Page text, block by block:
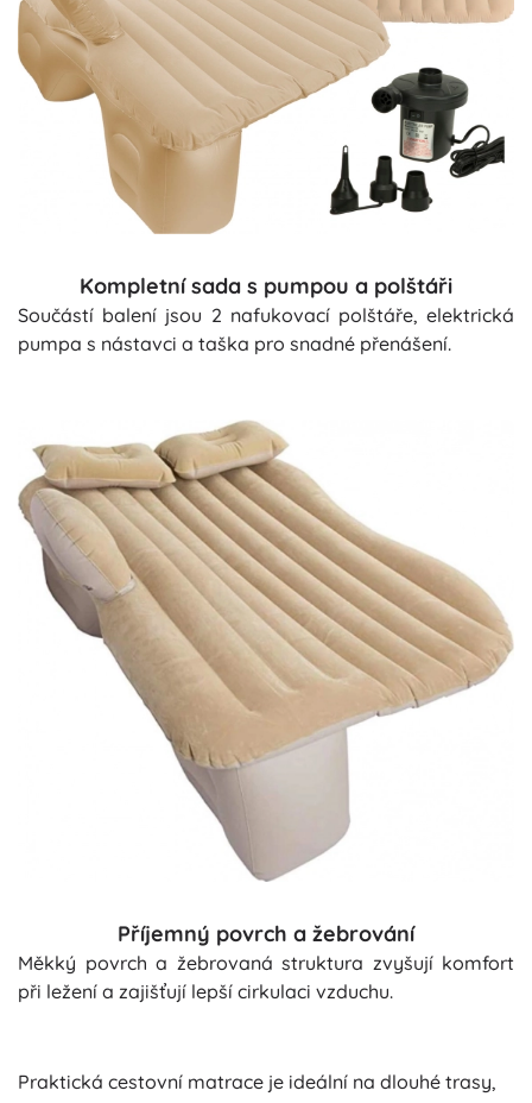
Kompletní sada s pumpou a polštáři
Součástí balení jsou 2 nafukovací polštáře, elektrická
pumpa s nástavci a taška pro snadné přenášení.
Příjemný povrch a žebrování
Měkký povrch a žebrovaná struktura zvyšují komfort
při ležení a zajišťují lepší cirkulaci vzduchu.
Praktická cestovní matrace je ideální na dlouhé trasy,